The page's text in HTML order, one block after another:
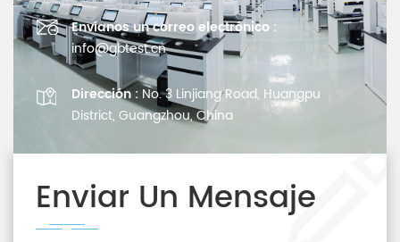
Envíanos un correo electrónico :
info@gbtest.cn
Dirección : No. 3 Linjiang Road, Huangpu
District, Guangzhou, China
Enviar Un Mensaje